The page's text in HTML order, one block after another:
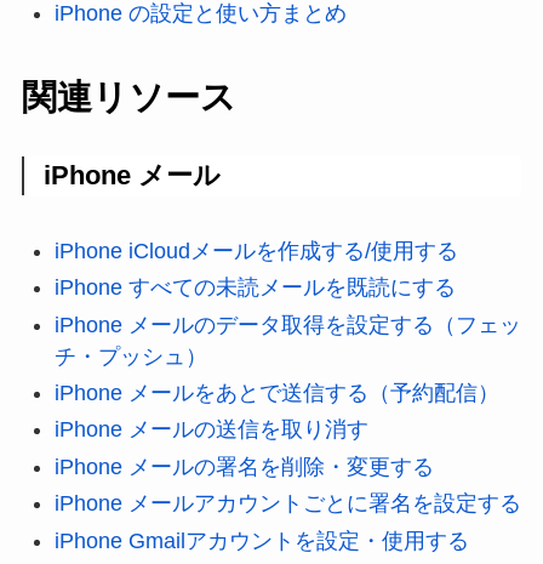
iPhone の設定と使い方まとめ
関連リソース
iPhone メール
iPhone iCloudメールを作成する/使用する
iPhone すべての未読メールを既読にする
iPhone メールのデータ取得を設定する（フェッ
チ・プッシュ）
iPhone メールをあとで送信する（予約配信）
iPhone メールの送信を取り消す
iPhone メールの署名を削除・変更する
iPhone メールアカウントごとに署名を設定する
iPhone Gmailアカウントを設定・使用する